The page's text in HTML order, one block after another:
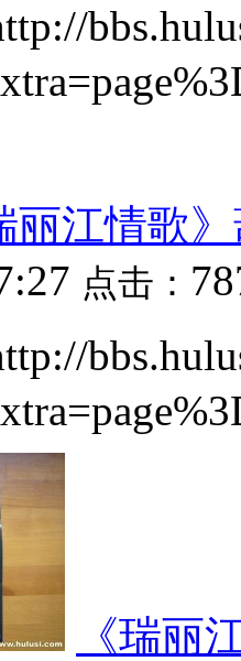
丽江情歌
点击：
《瑞丽